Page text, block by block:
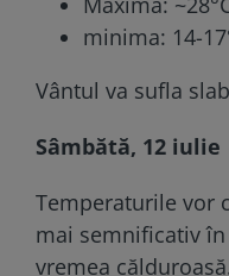
minima: 14-
Vântul va sufla
Sâmbătă, 12 iulie
Temperaturile vor
mai semnificativ
vremea